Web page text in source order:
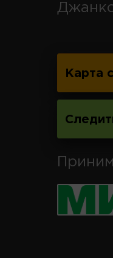
Карта